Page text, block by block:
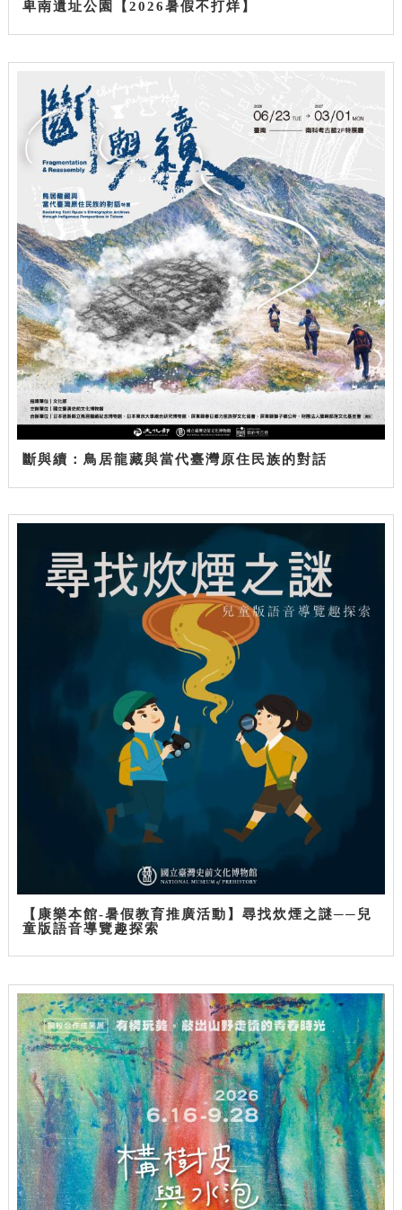
卑南遺址公園【2026暑假不打烊】
斷與續：鳥居龍藏與當代臺灣原住民族的對話
【康樂本館-暑假教育推廣活動】尋找炊煙之謎──兒
童版語音導覽趣探索